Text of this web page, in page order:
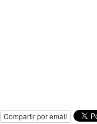
Compartir por email